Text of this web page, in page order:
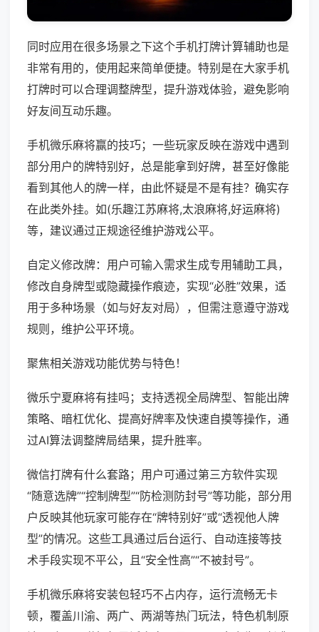
同时应用在很多场景之下这个手机打牌计算辅助也是
非常有用的，使用起来简单便捷。特别是在大家手机
打牌时可以合理调整牌型，提升游戏体验，避免影响
好友间互动乐趣。
手机微乐麻将赢的技巧；一些玩家反映在游戏中遇到
部分用户的牌特别好，总是能拿到好牌，甚至好像能
看到其他人的牌一样，由此怀疑是不是有挂？确实存
在此类外挂。如(乐趣江苏麻将,太浪麻将,好运麻将)
等，建议通过正规途径维护游戏公平。
自定义修改牌：用户可输入需求生成专用辅助工具，
修改自身牌型或隐藏操作痕迹，实现“必胜”效果，适
用于多种场景（如与好友对局），但需注意遵守游戏
规则，维护公平环境。
聚焦相关游戏功能优势与特色！
微乐宁夏麻将有挂吗；支持透视全局牌型、智能出牌
策略、暗杠优化、提高好牌率及快速自摸等操作，通
过AI算法调整牌局结果，提升胜率。
微信打牌有什么套路；用户可通过第三方软件实现
“随意选牌”“控制牌型”“防检测防封号”等功能，部分用
户反映其他玩家可能存在“牌特别好”或“透视他人牌
型”的情况。这些工具通过后台运行、自动连接等技
术手段实现不平公，且“安全性高”“不被封号”。
手机微乐麻将安装包轻巧不占内存，运行流畅无卡
顿，覆盖川渝、两广、两湖等热门玩法，特色机制原